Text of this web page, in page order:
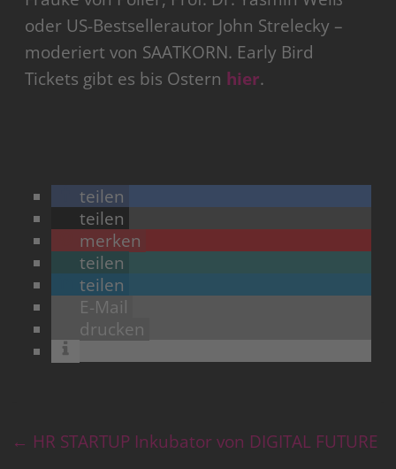
oder US-Bestsellerautor John Strelecky –
moderiert von SAATKORN. Early Bird
Tickets gibt es bis Ostern hier.
teilen
teilen
merken
teilen
teilen
E-Mail
drucken
← HR STARTUP Inkubator von DIGITAL FUTURE